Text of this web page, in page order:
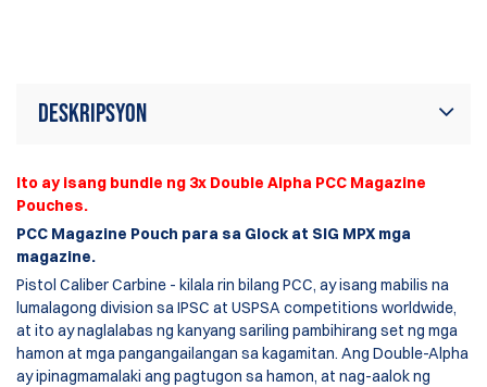
Deskripsyon
Ito ay isang bundle ng 3x Double Alpha PCC Magazine
Pouches.
PCC Magazine Pouch para sa Glock at SIG MPX mga
magazine.
Pistol Caliber Carbine - kilala rin bilang PCC, ay isang mabilis na
lumalagong division sa IPSC at USPSA competitions worldwide,
at ito ay naglalabas ng kanyang sariling pambihirang set ng mga
hamon at mga pangangailangan sa kagamitan. Ang Double-Alpha
ay ipinagmamalaki ang pagtugon sa hamon, at nag-aalok ng